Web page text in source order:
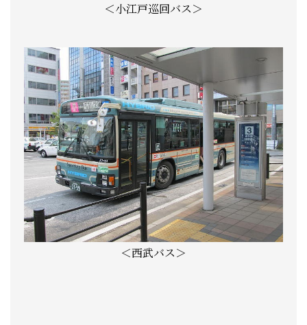
＜小江戸巡回バス＞
＜西武バス＞